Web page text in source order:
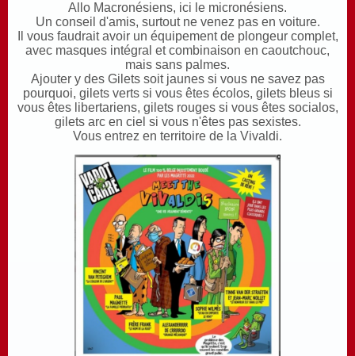
Allo Macronésiens, ici le micronésiens.
Un conseil d'amis, surtout ne venez pas en voiture.
l vous faudrait avoir un équipement de plongeur complet,
avec masques intégral et combinaison en caoutchouc,
mais sans palmes.
Ajouter y des Gilets soit jaunes si vous ne savez pas
pourquoi, gilets verts si vous êtes écolos, gilets bleus si
vous êtes libertariens, gilets rouges si vous êtes socialos,
gilets arc en ciel si vous n'êtes pas sexistes.
Vous entrez en territoire de la Vivaldi.